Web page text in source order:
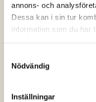
annons- och
Dessa kan i sin tur
information som du har
Nödvändig
Inställningar
Andra